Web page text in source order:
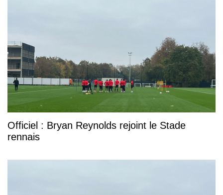
Officiel : Bryan Reynolds rejoint le Stade
rennais